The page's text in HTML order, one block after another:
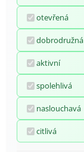
otevřená
dobrodružná
aktivní
spolehlivá
naslouchavá
citlivá